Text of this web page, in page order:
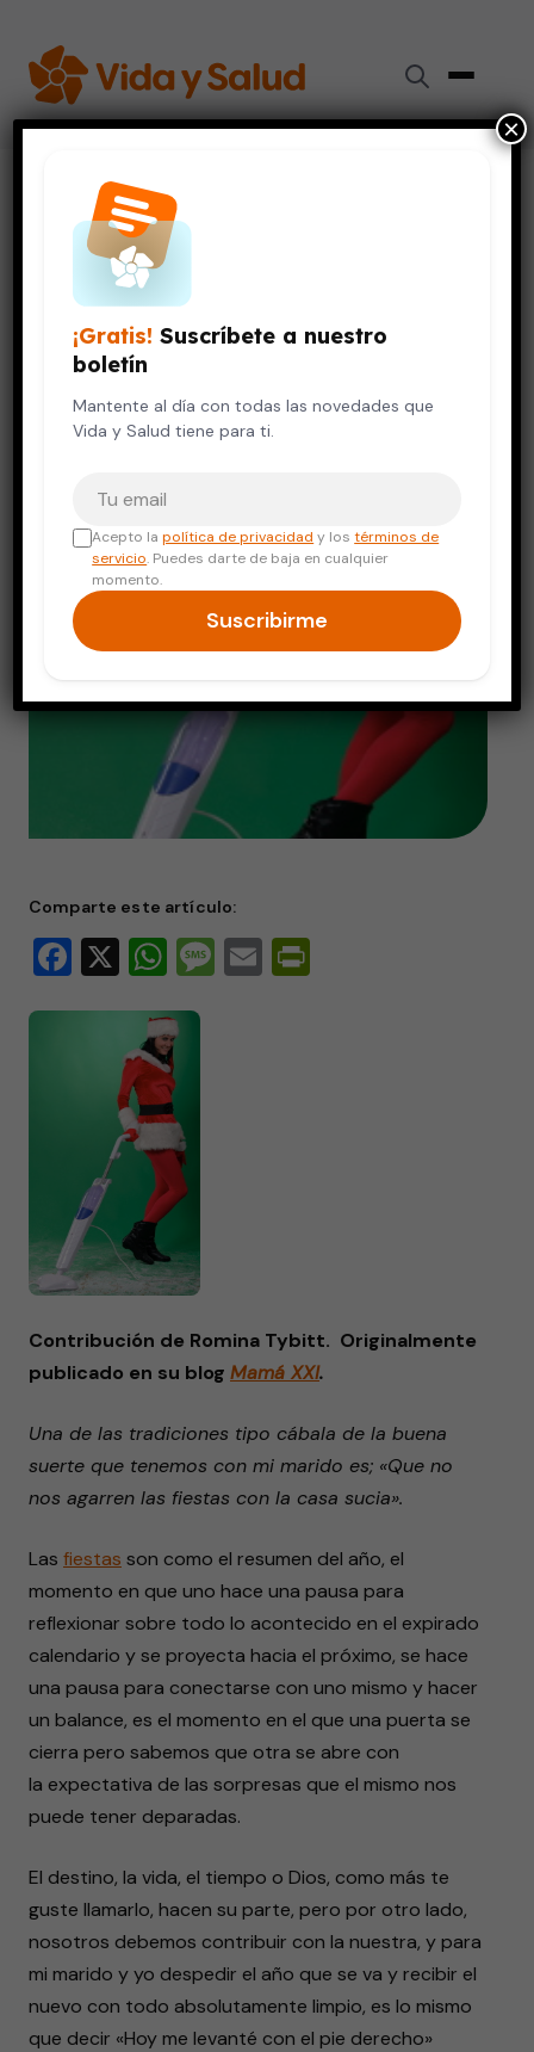
Vida Saludable
VIDA SALUDABLE
5 tips de limpieza para las
fiestas
Comparte este artículo:
Facebook
X WhatsApp
Message
Email
Contribución de Romina Tybitt. Originalmente
publicado en su blog Mamá XXI.
Una de las tradiciones tipo cábala de la buena
suerte que tenemos con mi marido es; «Que no
nos agarren las fiestas con la casa sucia».
Las fiestas son como el resumen del año, el
momento en que uno hace una pausa para
reflexionar sobre todo lo acontecido en el expirado
calendario y se proyecta hacia el próximo, se hace
una pausa para conectarse con uno mismo y hacer
un balance, es el momento en el que una puerta se
cierra pero sabemos que otra se abre con
la expectativa de las sorpresas que el mismo nos
puede tener deparadas.
El destino, la vida, el tiempo o Dios, como más te
guste llamarlo, hacen su parte, pero por otro lado,
nosotros debemos contribuir con la nuestra, y para
mi marido y yo despedir el año que se va y recibir el
nuevo con todo absolutamente limpio, es lo mismo
que decir «Hoy me levanté con el pie derecho»
¡Gratis! Suscríbete a nuestro
boletín
Mantente al día con todas las novedades que
Vida y Salud tiene para ti.
Acepto lapolítica de privacidad y lostérminos de
servicio. Puedes darte de baja en cualquier
momento.
Suscribirme
×